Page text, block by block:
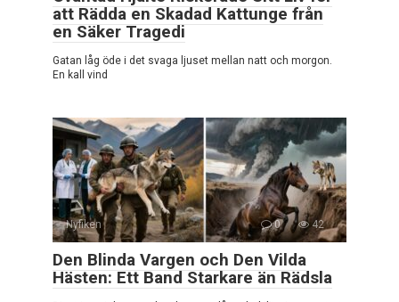
att Rädda en Skadad Kattunge från
en Säker Tragedi
Gatan låg öde i det svaga ljuset mellan natt och morgon.
En kall vind
Nyfiken 0 42
Den Blinda Vargen och Den Vilda
Hästen: Ett Band Starkare än Rädsla